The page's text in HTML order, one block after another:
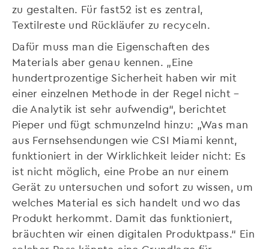
zu gestalten. Für fast52 ist es zentral,
Textilreste und Rückläufer zu recyceln.
Dafür muss man die Eigenschaften des
Materials aber genau kennen. „Eine
hundertprozentige Sicherheit haben wir mit
einer einzelnen Methode in der Regel nicht –
die Analytik ist sehr aufwendig“, berichtet
Pieper und fügt schmunzelnd hinzu: „Was man
aus Fernsehsendungen wie CSI Miami kennt,
funktioniert in der Wirklichkeit leider nicht: Es
ist nicht möglich, eine Probe an nur einem
Gerät zu untersuchen und sofort zu wissen, um
welches Material es sich handelt und wo das
Produkt herkommt. Damit das funktioniert,
bräuchten wir einen digitalen Produktpass.“ Ein